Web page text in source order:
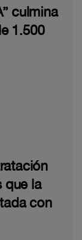
culmina
1.500
que la
con